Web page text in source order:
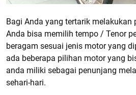
Bagi Anda yang tertarik melakukan
Anda bisa memilih tempo / Tenor
beragam sesuai jenis motor yang
ada beberapa pilihan motor yang
anda miliki sebagai penunjang
sehari-hari.